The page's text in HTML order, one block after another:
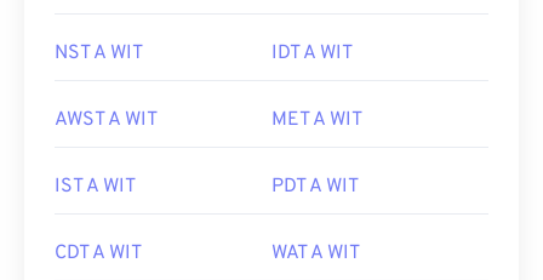
NST A WIT IDT A WIT
AWST A WIT MET A WIT
IST A WIT PDT A WIT
CDT A WIT WAT A WIT